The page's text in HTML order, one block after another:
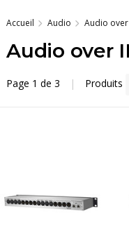
Accueil Audio Audio over
Audio over
Page 1 de 3 | Produits